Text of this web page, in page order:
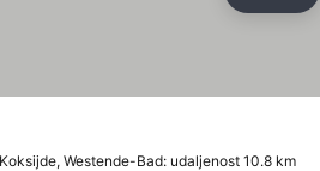
Koksijde, Westende-Bad: udaljenost 10.8 km